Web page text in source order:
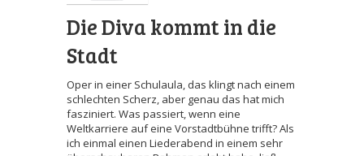
Die Diva kommt in die
Stadt
Oper in einer Schulaula, das klingt nach einem
schlechten Scherz, aber genau das hat mich
fasziniert. Was passiert, wenn eine
Weltkarriere auf eine Vorstadtbühne trifft? Als
ich einmal einen Liederabend in einem sehr